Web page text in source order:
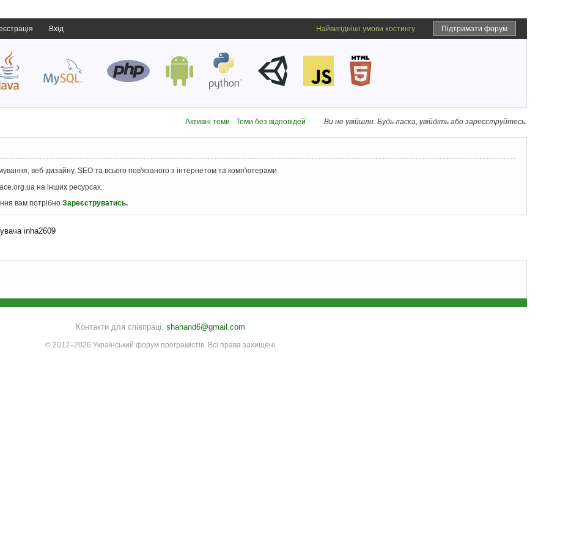
Вхід Підтримати форум
Найвигідніші умови хостингу
Ви не увійшли. Будь ласка, увійдіть або зареєструйтесь.
Активні теми Теми без відповідей
веб-дизайну, SEO та всього пов'язаного з інтернетом та комп'ютерами.
на інших ресурсах.
вам потрібно Зареєструватись.
inha2609
Контакти для співпраці: shanand6@gmail.com
© 2012–2026 Український форум програмістів. Всі права захищені